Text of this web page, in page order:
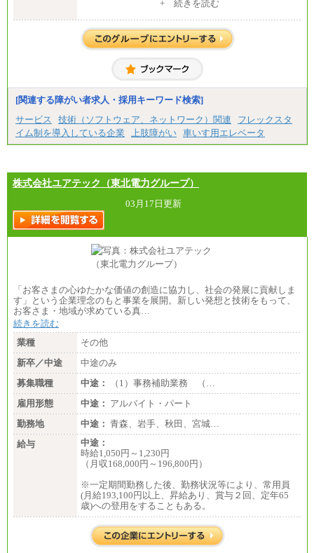
(※3)、239,000円(※4)、237,000円（※5）
・専門・短大卒
(※3)、218,500円(※4)、216,500円（※5）
※1…東京都、埼玉県、千葉県、神奈川県
※2…大阪府、京都府、兵庫県、滋賀県
※3…愛知県、静岡県
※4…北海道、宮城県、栃木県、群馬県、長野県、新
潟県、富山県、石川県、岡山県、広島県、山口県、
香川県、福岡県
県、福島県、山形県
・月給には一律地域手当を含んだ金額を表示
（一律地域手当：※1…36,000円、※2…33,000円、
※3…28,000円、※4…25,000円、※5…23,000円）
・試用期間中も給与変更なし
●基幹職（地域限定社員）
・大学・院卒／月給185,000 円～219,000 円 ※勤務地
により異なる。
〈大阪・兵庫〉209,000 円
〈愛知〉194,500 円 〈福岡〉1
85,000 円
地により異なる。
〈東京・神奈川〉210,000 円
〈大阪・兵庫〉200,000 円
〈愛知〉194,500 円 〈福
岡〉185,000円
※基本給のみ（地域手当なし）
※試用期間中も給与変更なし
中途：
【阪急交通社】
◆正社員/総合職
月給250,000円～(※1)、247,000円～(※2)、242,000円
～(※3)、239,000円～(※4)、237,000円～（※5）
（※1…36,000円、※2…33,000円、※3…28,000円、
※4…25,000円、※5…23,000円）
・試用期間中も給与変更なし
◆正社員/基幹職
〈東京・神奈川〉月給219,000 円～ 〈大阪・兵庫〉
月給209,000 円～
+ 続きを読む
[関連する障がい者求人・採用キーワード検索]
サービス
技術（ソフトウェア、ネットワーク）関連
フレックスタ
イム制を導入している企業
上肢障がい 車いす用エレベータ
株式会社ユアテック（東北電力グループ）
03月17日更新
「お客さまの心ゆたかな価値の創造に協力し、社会の発展に貢献しま
す」という企業理念のもと事業を展開。新しい発想と技術をもって、
お客さま・地域が求めている真…
続きを読む
業種
その他
新卒／中途
中途のみ
募集職種
中途：
（1）事務補助業務 （…
雇用形態
中途： アルバイト・パート
勤務地
中途： 青森、岩手、秋田、宮城…
給与
中途：
時給1,050円～1,230円
（月収168,000円～196,800円）
※一定期間勤務した後、勤務状況等により、常用員
(月給193,100円以上、昇給あり、賞与２回、定年65
歳)への登用をすることもある。